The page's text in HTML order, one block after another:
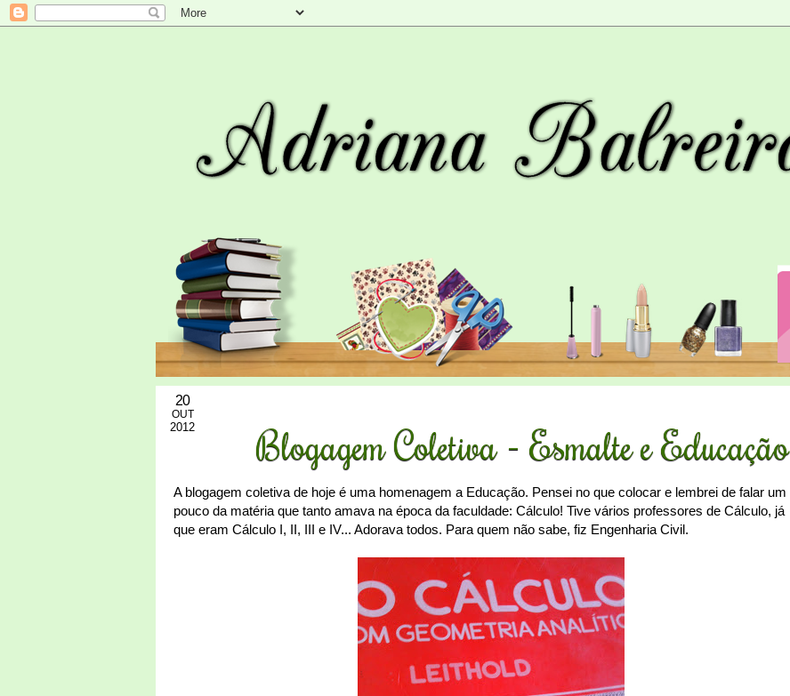
20
OUT
2012 Blogagem Coletiva - Esmalte e Educação
A blogagem coletiva de hoje é uma homenagem a Educação. Pensei no que colocar e lembrei de falar um
pouco da matéria que tanto amava na época da faculdade: Cálculo! Tive vários professores de Cálculo, já
que eram Cálculo I, II, III e IV... Adorava todos. Para quem não sabe, fiz Engenharia Civil.